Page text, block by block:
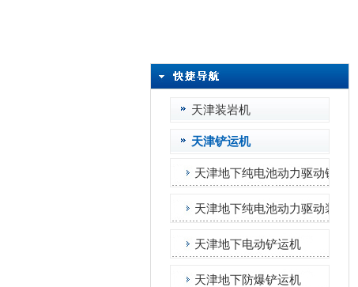
天津装岩机
天津铲运机
天津地下纯电池动力驱动铲运机
天津地下纯电池动力驱动装载机
天津地下电动铲运机
天津地下防爆铲运机